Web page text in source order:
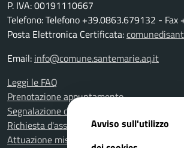
P. IVA: 00191110667
Telefono: Telefono +39.0863.679132 -
Posta Elettronica Certificata:
Email: info@comune.santemarie.aq.it
Leggi le FAQ
Prenotazione appuntamento
Segnalazione disservizio
Richiesta d'assistenza
Attuazione misure PNRR
Avviso sull'utilizzo